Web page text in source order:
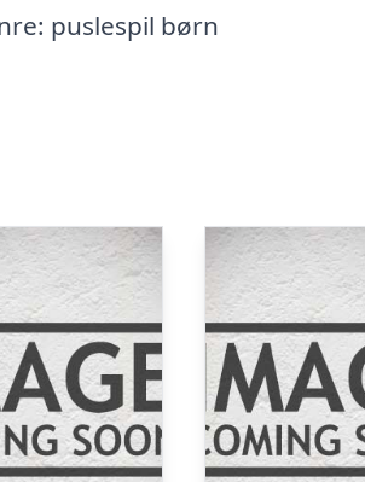
puslespil børn